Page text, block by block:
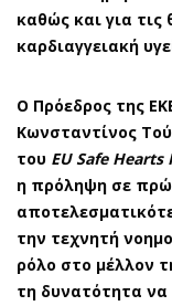
καθώς και για τις
καρδιαγγειακή
Ο Πρόεδρος της
Κωνσταντίνος
του EU Safe Hearts
η πρόληψη σε
την τεχνητή
ρόλο στο μέλλον
τη δυνατότητα να